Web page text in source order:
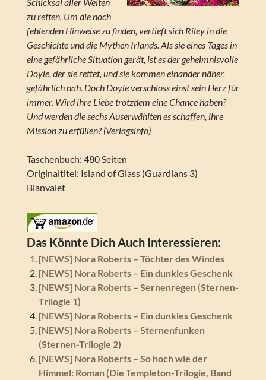
zu retten. Um die noch
fehlenden Hinweise zu finden, vertieft sich Riley in die
Geschichte und die Mythen Irlands. Als sie eines Tages in
eine gefährliche Situation gerät, ist es der geheimnisvolle
Doyle, der sie rettet, und sie kommen einander näher,
gefährlich nah. Doch Doyle verschloss einst sein Herz für
immer. Wird ihre Liebe trotzdem eine Chance haben?
Und werden die sechs Auserwählten es schaffen, ihre
Mission zu erfüllen? (Verlagsinfo)
Taschenbuch: 480 Seiten
Originaltitel: Island of Glass (Guardians 3)
Blanvalet
Das Könnte Dich Auch Interessieren:
[NEWS] Nora Roberts – Töchter des Windes
[NEWS] Nora Roberts – Ein dunkles Geschenk
[NEWS] Nora Roberts – Sernenregen (Sternen-
Trilogie 1)
[NEWS] Nora Roberts – Ein dunkles Geschenk
[NEWS] Nora Roberts – Sternenfunken
(Sternen-Trilogie 2)
[NEWS] Nora Roberts – So hoch wie der
Himmel: Roman (Die Templeton-Trilogie, Band